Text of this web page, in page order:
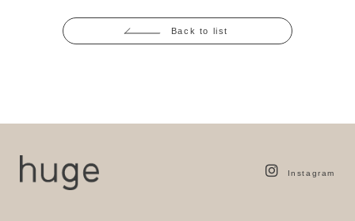
Back to list
Instagram